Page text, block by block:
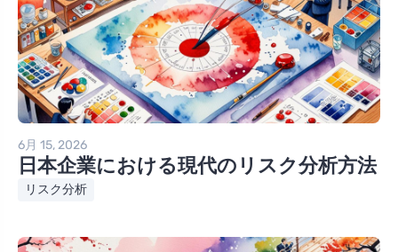
6月 15, 2026
日本企業における現代のリスク分析方法
リスク分析